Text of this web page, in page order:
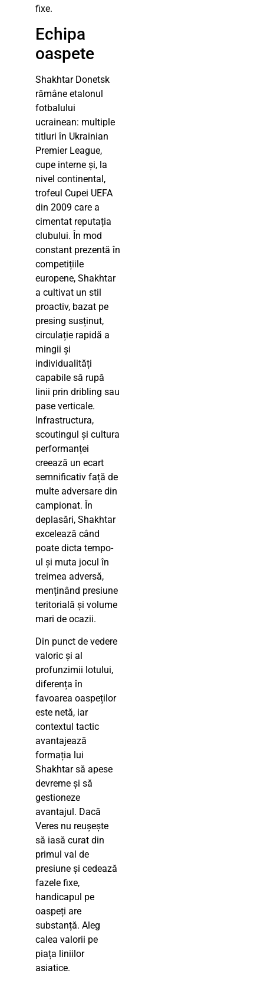
fixe.
Echipa
oaspete
Shakhtar Donetsk
rămâne etalonul
fotbalului
ucrainean: multiple
titluri în Ukrainian
Premier League,
cupe interne și, la
nivel continental,
trofeul Cupei UEFA
din 2009 care a
cimentat reputația
clubului. În mod
constant prezentă în
competițiile
europene, Shakhtar
a cultivat un stil
proactiv, bazat pe
presing susținut,
circulație rapidă a
mingii și
individualități
capabile să rupă
linii prin dribling sau
pase verticale.
Infrastructura,
scoutingul și cultura
performanței
creează un ecart
semnificativ față de
multe adversare din
campionat. În
deplasări, Shakhtar
excelează când
poate dicta tempo-
ul și muta jocul în
treimea adversă,
menținând presiune
teritorială și volume
mari de ocazii.
Din punct de vedere
valoric și al
profunzimii lotului,
diferența în
favoarea oaspeților
este netă, iar
contextul tactic
avantajează
formația lui
Shakhtar să apese
devreme și să
gestioneze
avantajul. Dacă
Veres nu reușește
să iasă curat din
primul val de
presiune și cedează
fazele fixe,
handicapul pe
oaspeți are
substanță. Aleg
calea valorii pe
piața liniilor
asiatice.